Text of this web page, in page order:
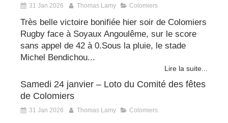
31 Jan 2026 Thomas Lamy Colomiers
Très belle victoire bonifiée hier soir de Colomiers
Rugby face à Soyaux Angoulême, sur le score
sans appel de 42 à 0.Sous la pluie, le stade
Michel Bendichou...
Lire la suite...
Samedi 24 janvier – Loto du Comité des fêtes
de Colomiers
31 Jan 2026 Thomas Lamy Colomiers